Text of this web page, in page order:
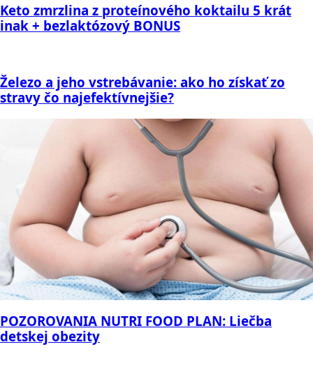
Keto zmrzlina z proteínového koktailu 5 krát
inak + bezlaktózový BONUS
Železo a jeho vstrebávanie: ako ho získať zo
stravy čo najefektívnejšie?
POZOROVANIA NUTRI FOOD PLAN: Liečba
detskej obezity